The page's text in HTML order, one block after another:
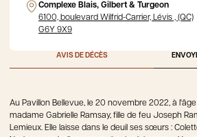
Complexe Blais, Gilbert & Turgeon
6100, boulevard Wilfrid-Carrier, Lévis , (QC)
G6Y 9X9
AVIS DE DÉCÈS
Au Pavillon Bellevue, le 20 novembre 2022, à
madame Gabrielle Ramsay, fille de feu Joseph
Lemieux. Elle laisse dans le deuil ses sœurs :